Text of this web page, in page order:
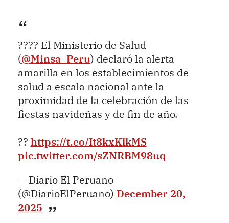
???? El Ministerio de Salud
(@Minsa_Peru) declaró la alerta
amarilla en los establecimientos de
salud a escala nacional ante la
proximidad de la celebración de las
fiestas navideñas y de fin de año.
?? https://t.co/It8kxKlkMS
pic.twitter.com/sZNRBM98uq
— Diario El Peruano
(@DiarioElPeruano) December 20,
2025